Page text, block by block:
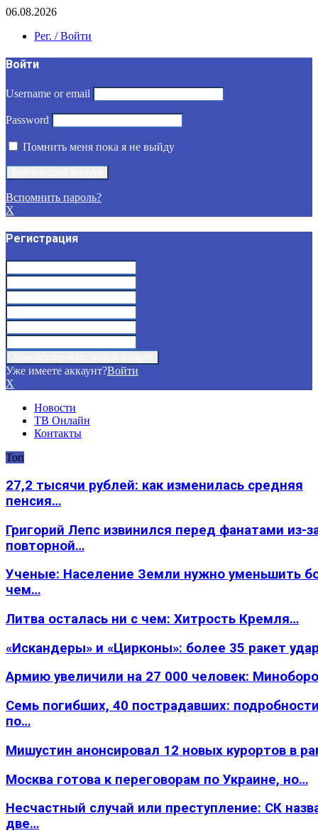
06.08.2026
Рег. / Войти
Войти
Username or email
Password
Помнить меня пока я не выйду
Вспомнить пароль?
X
Регистрация
Уже имеете аккаунт?Войти
X
Новости
ТВ Онлайн
Контакты
Топ
27,2 тысячи рублей: как изменилась средняя
пенсия…
Григорий Лепс извинился перед фанатами из-
повторной…
Ученые: Население Земли нужно уменьшить
чем…
Литва осталась ни с чем: Хитрость Кремля…
«Искандеры» и «Цирконы»: более 35 ракет
Армию увеличили на 27 000 человек:
Семь погибших, 40 пострадавших:
по…
Мишустин анонсировал 12 новых курортов в
Москва готова к переговорам по Украине, но…
Несчастный случай или преступление: СК
две…